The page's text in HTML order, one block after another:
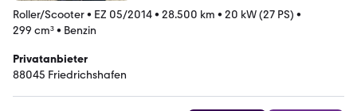
Roller/Scooter• EZ 05/2014• 28.500 km • 20 kW (27 PS) •
299 cm³• Benzin
Privatanbieter
88045 Friedrichshafen